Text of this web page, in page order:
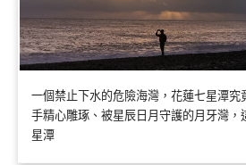
一個禁止下水的危險海灣，花蓮七星潭究
手精心雕琢、被星辰日月守護的月牙灣
星潭